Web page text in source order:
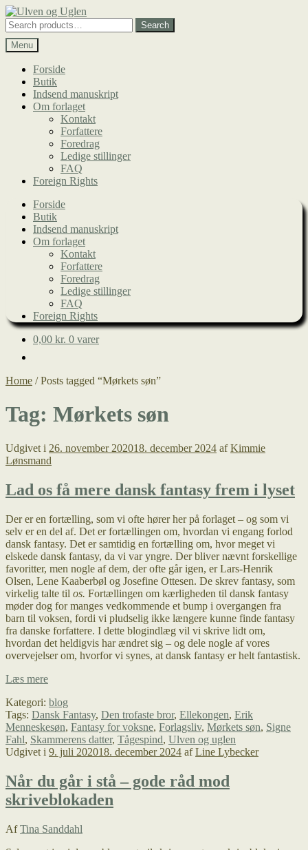
Spring
til
navigation
Spring
til
indhold
Search
for:
Search
Menu
Forside
Butik
Indsend manuskript
Om forlaget
Kontakt
Forfattere
Foredrag
Ledige stillinger
FAQ
Foreign Rights
Forside
Butik
Indsend manuskript
Om forlaget
Kontakt
Forfattere
Foredrag
Ledige stillinger
FAQ
Foreign Rights
0,00 kr. 0 varer
Home /Posts tagged “Mørkets søn”
Tag: Mørkets søn
Udgivet i 26. november 202018. december 2024 afKimmie
Lønsmand
Lad os få mere dansk fantasy frem i lyset
Der er en fortælling, som vi ofte hører her på forlaget – og som vi
selv er en del af. Det er fortællingen om, hvordan vi engang forlod
dansk fantasy. Det er samtidig en fortælling om, hvor meget vi
elskede dansk fantasy, da vi var yngre. Der bliver nævnt forskellige
favoritter, men nogle af dem, der ofte går igen, er Lars-Henrik
Olsen, Lene Kaaberbøl og Josefine Ottesen. De skrev fantasy, som
virkelig talte til os. Fortællingen om kærligheden til dansk fantasy
møder dog for manges vedkommende et bump i overgangen fra
barn til voksen, fordi vi pludselig ikke længere kunne finde fantasy
fra danske forfattere. I dette blogindlæg vil vi skrive lidt om,
hvordan det heldigvis har ændret sig – og dele nogle af vores
overvejelser om, hvorfor vi synes, at dansk fantasy er helt fantastisk.
Læs mereLad
få
mere
dansk
fantasy
frem
lyset
Kategori: blog
Tags: Dansk Fantasy, Den trofaste bror, Ellekongen, Erik
Menneskesøn, Fantasy for voksne, Forlagsliv, Mørkets søn, Signe
Fahl, Skammerens datter, Tågespind, Ulven og uglen
Udgivet i 9. juli 202018. december 2024 afLine Lybecker
Når du går i stå – gode råd mod
skriveblokaden
AfTina Sanddahl